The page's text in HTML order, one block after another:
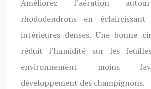
Améliorez l’aération
rhododendrons en
intérieures denses. Une bonne
réduit l’humidité sur les
environnement moins
développement des champignons.